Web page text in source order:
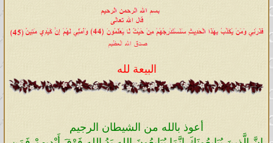
البيعة لله
أعوذ بالله من الشيطان الرجيم